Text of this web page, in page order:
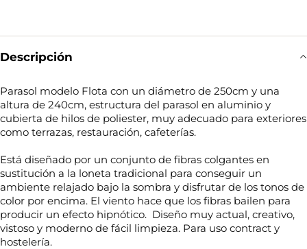
Descripción
Parasol modelo Flota con un diámetro de 250cm y una
altura de 240cm, estructura del parasol en aluminio y
cubierta de hilos de poliester, muy adecuado para exteriores
como terrazas, restauración, cafeterías.
Está diseñado por un conjunto de fibras colgantes en
sustitución a la loneta tradicional para conseguir un
ambiente relajado bajo la sombra y disfrutar de los tonos de
color por encima. El viento hace que los fibras bailen para
producir un efecto hipnótico. Diseño muy actual, creativo,
vistoso y moderno de fácil limpieza. Para uso contract y
hostelería.